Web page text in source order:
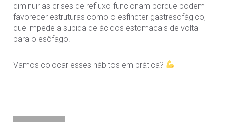
diminuir as crises de refluxo funcionam porque podem
favorecer estruturas como o esfíncter gastresofágico,
que impede a subida de ácidos estomacais de volta
para o esôfago.
Vamos colocar esses hábitos em prática?